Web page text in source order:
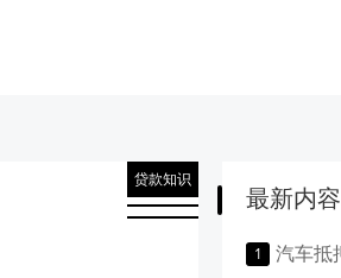
贷款知识
最新内容